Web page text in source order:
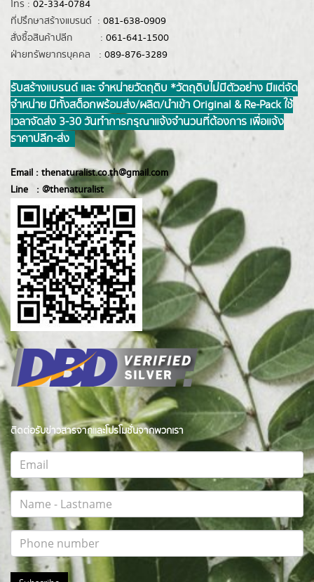
โทร : 02-334-0784
ที่ปรึกษาสร้างแบรนด์ : 081-638-0909
สั่งซื้อสินค้าปลีก : 061-641-1500
ฝ่ายทรัพยากรบุคคล : 089-876-3289
รับสร้างแบรนด์ และ จำหน่ายวัตถุดิบ *วัตถุดิบไม่มีตัวอย่าง มีแต่จัด
จำหน่าย มีทั้งสต็อกพร้อมส่ง/ผลิต/นำเข้า Original & Re-Pack ใช้
เวลาจัดส่ง 3-30 วันทำการ กรุณาแจ้งจำนวนที่ต้องการ เพื่อแจ้ง
ราคาปลีก-ส่ง
Email : thenaturalist.co.th@gmail.com
Line : @thenaturalist
ติดต่อรับข่าวสารจากและโปรโมชั่นจากพวกเรา